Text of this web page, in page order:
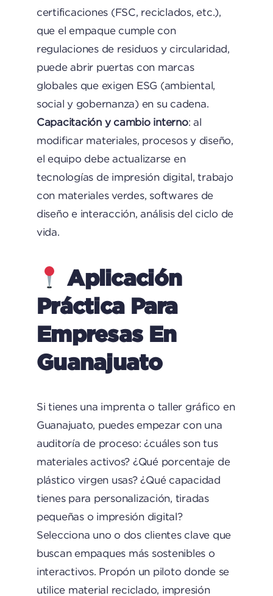
certificaciones (FSC, reciclados, etc.),
que el empaque cumple con
regulaciones de residuos y circularidad,
puede abrir puertas con marcas
globales que exigen ESG (ambiental,
social y gobernanza) en su cadena.
Capacitación y cambio interno: al
modificar materiales, procesos y diseño,
el equipo debe actualizarse en
tecnologías de impresión digital, trabajo
con materiales verdes, softwares de
diseño e interacción, análisis del ciclo de
vida.
Aplicación
Práctica Para
Empresas En
Guanajuato
Si tienes una imprenta o taller gráfico en
Guanajuato, puedes empezar con una
auditoría de proceso: ¿cuáles son tus
materiales activos? ¿Qué porcentaje de
plástico virgen usas? ¿Qué capacidad
tienes para personalización, tiradas
pequeñas o impresión digital?
Selecciona uno o dos clientes clave que
buscan empaques más sostenibles o
interactivos. Propón un piloto donde se
utilice material reciclado, impresión